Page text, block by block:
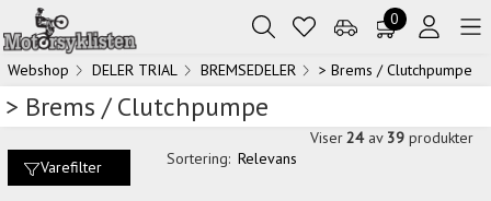
0
Webshop DELER TRIAL BREMSEDELER > Brems / Clutchpumpe
> Brems / Clutchpumpe
Varefilter Sortering: Relevans
Viser 24 av 39 produkter